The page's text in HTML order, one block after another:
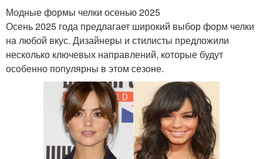
Модные формы челки осенью 2025
Осень 2025 года предлагает широкий выбор форм челки
на любой вкус. Дизайнеры и стилисты предложили
несколько ключевых направлений, которые будут
особенно популярны в этом сезоне.